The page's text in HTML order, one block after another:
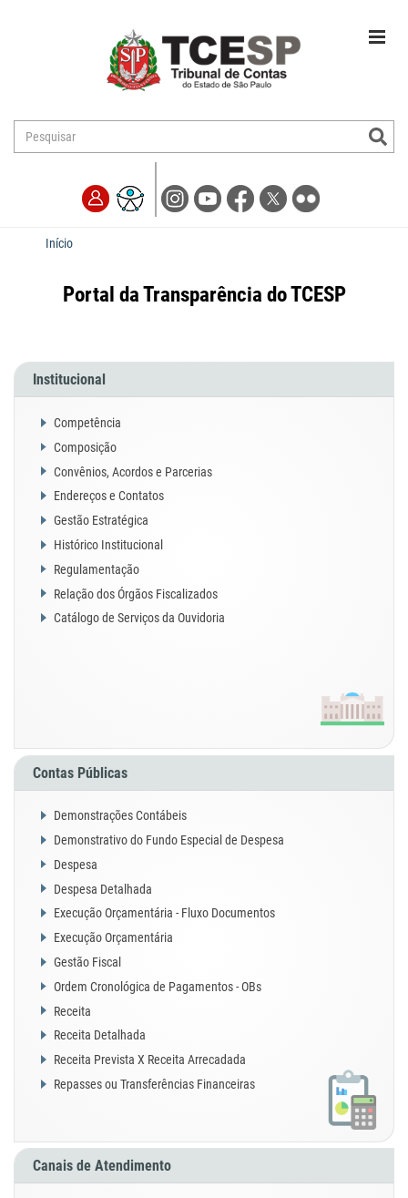
Início
Portal da Transparência do TCESP
Institucional
Competência
Composição
Convênios, Acordos e Parcerias
Endereços e Contatos
Gestão Estratégica
Histórico Institucional
Regulamentação
Relação dos Órgãos Fiscalizados
Catálogo de Serviços da Ouvidoria
Contas Públicas
Demonstrações Contábeis
Demonstrativo do Fundo Especial de Despesa
Despesa
Despesa Detalhada
Execução Orçamentária - Fluxo Documentos
Execução Orçamentária
Gestão Fiscal
Ordem Cronológica de Pagamentos - OBs
Receita
Receita Detalhada
Receita Prevista X Receita Arrecadada
Repasses ou Transferências Financeiras
Canais de Atendimento